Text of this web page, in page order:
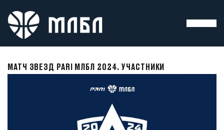
МАТЧ ЗВЕЗД PARI МЛБЛ 2024. УЧАСТНИКИ